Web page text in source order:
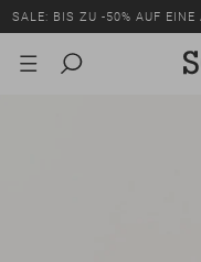
SALE: BIS ZU -50% AUF EINE